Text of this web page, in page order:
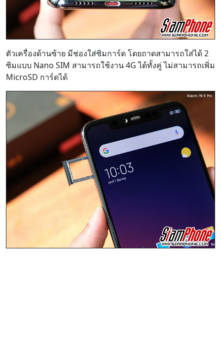
ตัวเครื่องด้านซ้าย มีช่องใส่ซิมการ์ด โดยถาดสามารถใส่ได้ 2
ซิมแบบ Nano SIM สามารถใช้งาน 4G ได้ทั้งคู่ ไม่สามารถเพิ่ม
MicroSD การ์ดได้